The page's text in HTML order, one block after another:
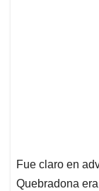
Fue claro en
Quebradona